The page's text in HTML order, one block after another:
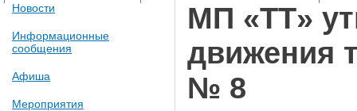
Новости
Информационные
сообщения
Афиша
Мероприятия
МП «ТТ»
движения
№ 8